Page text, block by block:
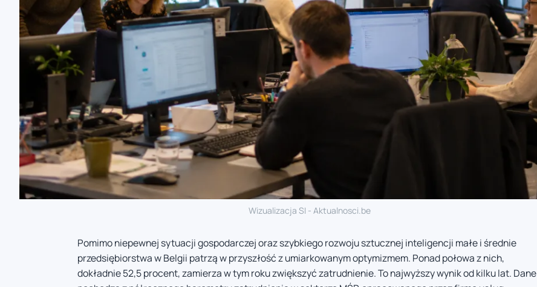
Wizualizacja SI - Aktualnosci.be
Pomimo niepewnej sytuacji gospodarczej oraz szybkiego rozwoju sztucznej inteligencji małe i średnie
przedsiębiorstwa w Belgii patrzą w przyszłość z umiarkowanym optymizmem. Ponad połowa z nich,
dokładnie 52,5 procent, zamierza w tym roku zwiększyć zatrudnienie. To najwyższy wynik od kilku lat. Dane